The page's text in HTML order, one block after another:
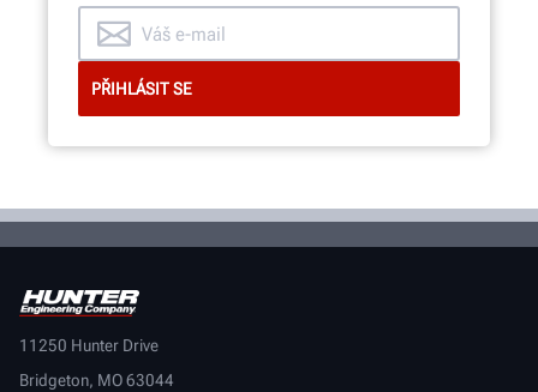
11250 Hunter Drive
Bridgeton, MO 63044